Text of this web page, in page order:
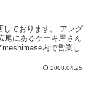
ております。 アレグ
尾にあるケーキ屋さん
内で営業し
2008.04.25